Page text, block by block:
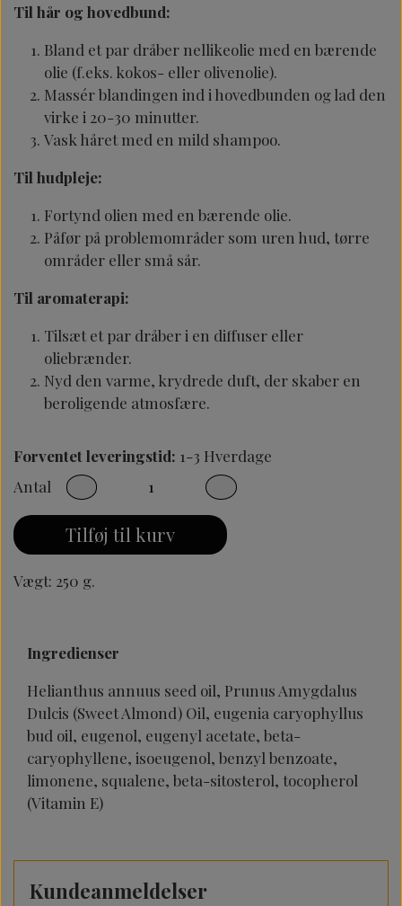
Til hår og hovedbund:
Bland et par dråber nellikeolie med en bærende
olie (f.eks. kokos- eller olivenolie).
Massér blandingen ind i hovedbunden og lad den
virke i 20-30 minutter.
Vask håret med en mild shampoo.
Til hudpleje:
Fortynd olien med en bærende olie.
Påfør på problemområder som uren hud, tørre
områder eller små sår.
Til aromaterapi:
Tilsæt et par dråber i en diffuser eller
oliebrænder.
Nyd den varme, krydrede duft, der skaber en
beroligende atmosfære.
Forventet leveringstid: 1-3 Hverdage
Antal
Tilføj til kurv
Vægt: 250 g.
Ingredienser
Helianthus annuus seed oil, Prunus Amygdalus
Dulcis (Sweet Almond) Oil, eugenia caryophyllus
bud oil, eugenol, eugenyl acetate, beta-
caryophyllene, isoeugenol, benzyl benzoate,
limonene, squalene, beta-sitosterol, tocopherol
(Vitamin E)
Kundeanmeldelser